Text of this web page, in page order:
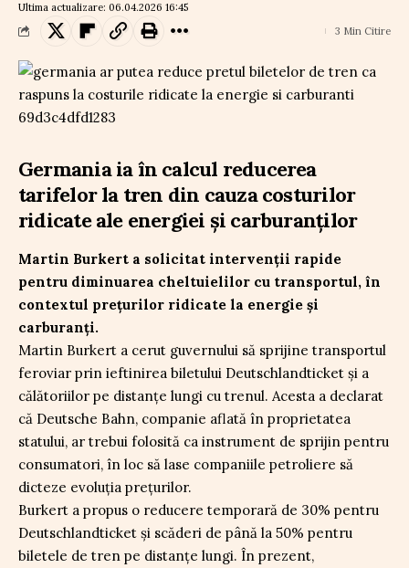
Ultima actualizare: 06.04.2026 16:45
3 Min Citire
Germania ia în calcul reducerea
tarifelor la tren din cauza costurilor
ridicate ale energiei și carburanților
Martin Burkert a solicitat intervenții rapide
pentru diminuarea cheltuielilor cu transportul, în
contextul prețurilor ridicate la energie și
carburanți.
Martin Burkert a cerut guvernului să sprijine transportul
feroviar prin ieftinirea biletului Deutschlandticket și a
călătoriilor pe distanțe lungi cu trenul. Acesta a declarat
că Deutsche Bahn, companie aflată în proprietatea
statului, ar trebui folosită ca instrument de sprijin pentru
consumatori, în loc să lase companiile petroliere să
dicteze evoluția prețurilor.
Burkert a propus o reducere temporară de 30% pentru
Deutschlandticket și scăderi de până la 50% pentru
biletele de tren pe distanțe lungi. În prezent,